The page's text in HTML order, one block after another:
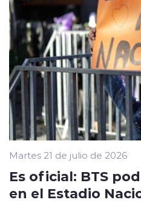
Martes 21 de julio de 2026
Es oficial: BTS
en el Estadio